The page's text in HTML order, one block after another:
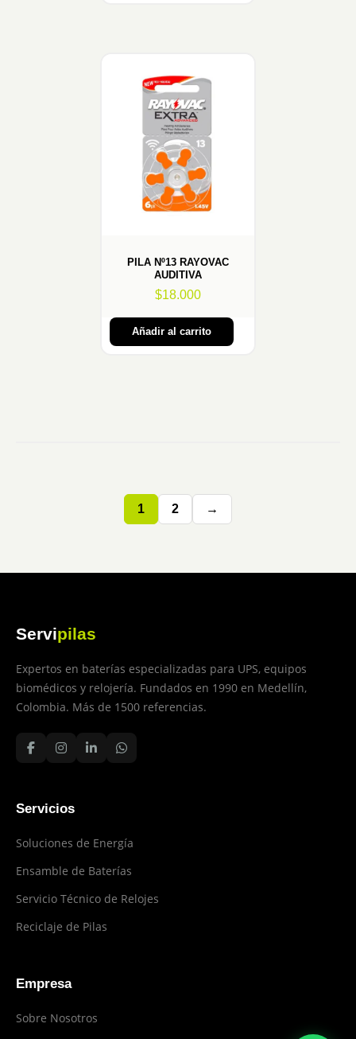
PILA Nº13 RAYOVAC
AUDITIVA
$18.000
Añadir al carrito
1 2 →
Servipilas
Expertos en baterías especializadas para UPS, equipos
biomédicos y relojería. Fundados en 1990 en Medellín,
Colombia. Más de 1500 referencias.
Servicios
Soluciones de Energía
Ensamble de Baterías
Servicio Técnico de Relojes
Reciclaje de Pilas
Empresa
Sobre Nosotros